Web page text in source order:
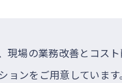
場の業務改善とコスト
ンをご用意しています。